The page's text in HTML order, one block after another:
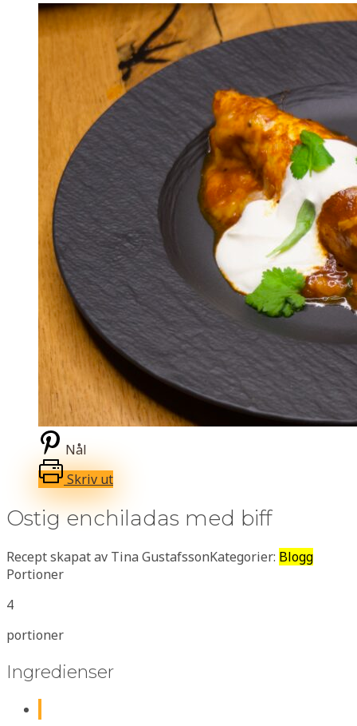
Nål
Skriv ut
Ostig enchiladas med biff
Recept skapat av Tina GustafssonKategorier: Blogg
Portioner
4
portioner
Ingredienser